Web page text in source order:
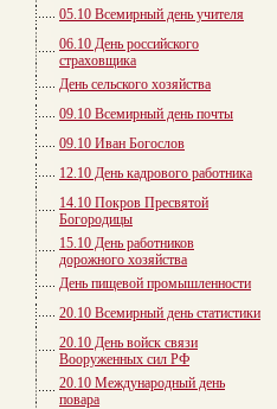
05.10 Всемирный день учителя
06.10 День российского
страховщика
День сельского хозяйства
09.10 Всемирный день почты
09.10 Иван Богослов
12.10 День кадрового работника
14.10 Покров Пресвятой
Богородицы
15.10 День работников
дорожного хозяйства
День пищевой промышленности
20.10 Всемирный день статистики
20.10 День войск связи
Вооруженных сил РФ
20.10 Международный день
повара